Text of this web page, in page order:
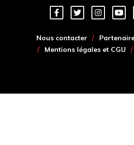
Nous contacter
Mentions légales et CGU